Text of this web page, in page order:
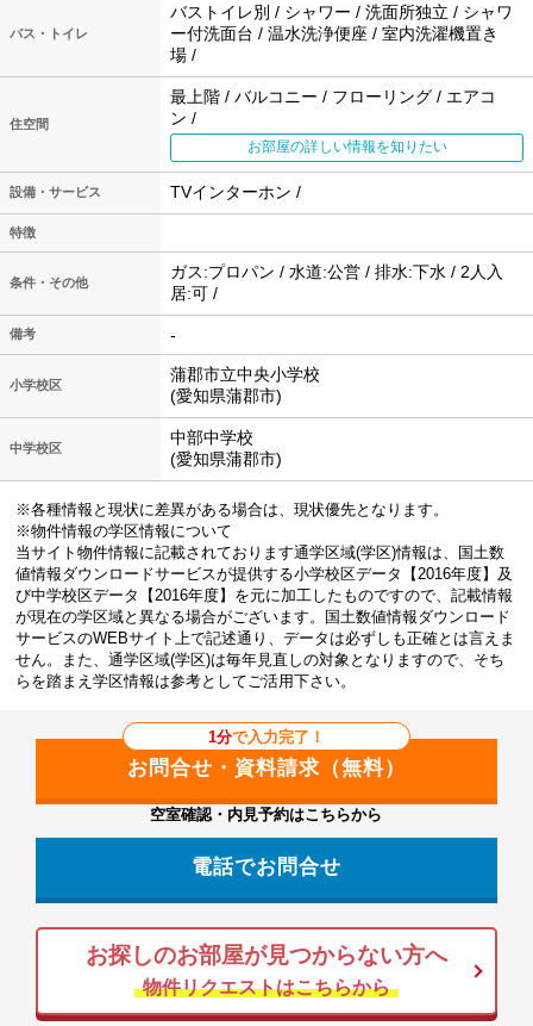
バス・トイレ
バストイレ別 / シャワー / 洗面所独立 / シャワ
ー付洗面台 / 温水洗浄便座 / 室内洗濯機置き
場 /
住空間
最上階 / バルコニー / フローリング / エアコ
ン /
お部屋の詳しい情報を知りたい
設備・サービス TVインターホン /
特徴
条件・その他
ガス:プロパン / 水道:公営 / 排水:下水 / 2人入
居:可 /
備考 -
小学校区
蒲郡市立中央小学校
(愛知県蒲郡市)
中学校区
中部中学校
(愛知県蒲郡市)
※各種情報と現状に差異がある場合は、現状優先となります。
※物件情報の学区情報について
当サイト物件情報に記載されております通学区域(学区)情報は、国土数
値情報ダウンロードサービスが提供する小学校区データ【2016年度】及
び中学校区データ【2016年度】を元に加工したものですので、記載情報
が現在の学区域と異なる場合がございます。国土数値情報ダウンロード
サービスのWEBサイト上で記述通り、データは必ずしも正確とは言えま
せん。また、通学区域(学区)は毎年見直しの対象となりますので、そち
らを踏まえ学区情報は参考としてご活用下さい。
1分で入力完了！
空室確認・内見予約はこちらから
電話でお問合せ
お探しのお部屋が見つからない方へ
物件リクエストはこちらから